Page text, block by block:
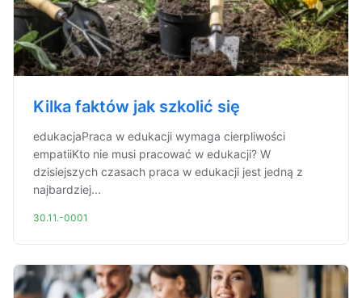
Kilka faktów jak szkolić się
edukacjaPraca w edukacji wymaga cierpliwości
empatiiKto nie musi pracować w edukacji? W
dzisiejszych czasach praca w edukacji jest jedną z
najbardziej...
30.11.-0001